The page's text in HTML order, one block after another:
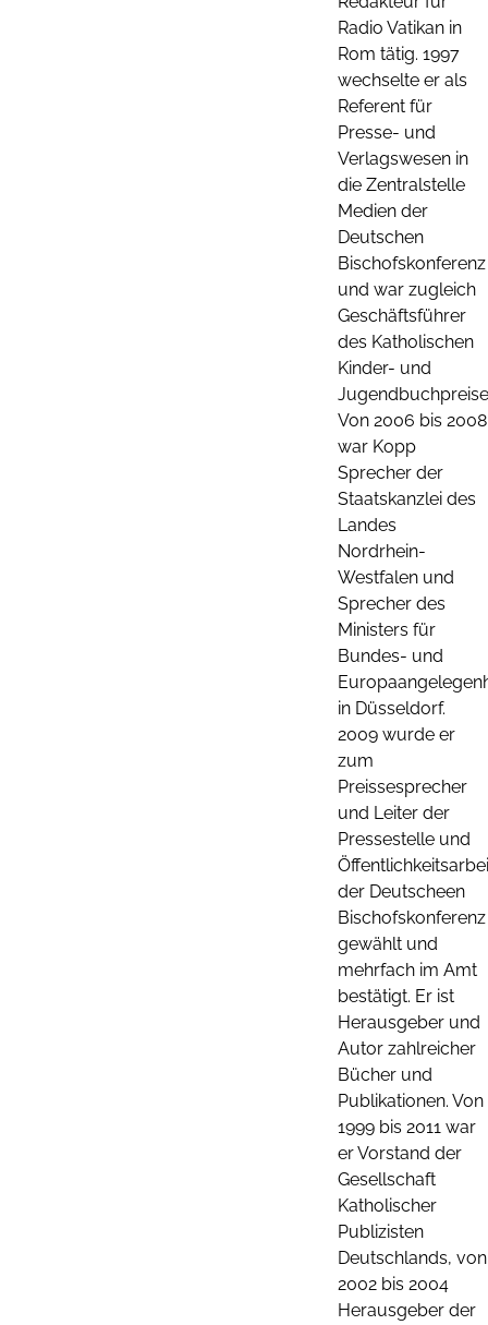
Radio Vatikan in
Rom tätig. 1997
wechselte er als
Referent für
Presse- und
Verlagswesen in
die Zentralstelle
Medien der
Deutschen
Bischofskonferenz
und war zugleich
Geschäftsführer
des Katholischen
Kinder- und
Von 2006 bis 2008
war Kopp
Sprecher der
Staatskanzlei des
Landes
Nordrhein-
Westfalen und
Sprecher des
Ministers für
Bundes- und
in Düsseldorf.
2009 wurde er
zum
Preissesprecher
und Leiter der
Pressestelle und
der Deutscheen
Bischofskonferenz
gewählt und
mehrfach im Amt
bestätigt. Er ist
Herausgeber und
Autor zahlreicher
Bücher und
Publikationen. Von
1999 bis 2011 war
er Vorstand der
Gesellschaft
Katholischer
Publizisten
Deutschlands, von
2002 bis 2004
Herausgeber der